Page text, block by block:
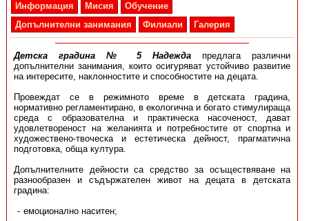
Информация Мисия
Обучение
Допълнителни занимания
Филиали Галерия
Детска градина № 5 Надежда предлага различни
допълнителни занимания, които осигуряват устойчиво развитие
на интересите, наклонностите и способностите на децата.
Провеждат се в режимното време в детската градина,
нормативно регламентирано, в екологична и богато стимулираща
среда с образователна и практическа насоченост, дават
удовлетвореност на желанията и потребностите от спортна и
художествено-твоческа и естетическа дейност, прагматична
подготовка, обща култура.
Допълнителните дейности са средство за осъществяване на
разнообразен и съдържателен живот на децата в детската
градина:
емоционално наситен;